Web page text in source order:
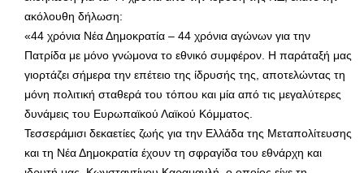
ακόλουθη δήλωση:
«44 χρόνια Νέα Δημοκρατία – 44 χρόνια αγώνων για την
Πατρίδα με μόνο γνώμονα το εθνικό συμφέρον. Η παράταξή μας
γιορτάζει σήμερα την επέτειο της ίδρυσής της, αποτελώντας τη
μόνη πολιτική σταθερά του τόπου και μία από τις μεγαλύτερες
δυνάμεις του Ευρωπαϊκού Λαϊκού Κόμματος.
Τεσσεράμισι δεκαετίες ζωής για την Ελλάδα της Μεταπολίτευσης
και τη Νέα Δημοκρατία έχουν τη σφραγίδα του εθνάρχη και